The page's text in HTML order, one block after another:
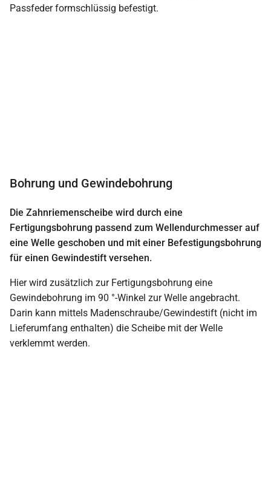
Passfeder formschlüssig befestigt.
Bohrung und Gewindebohrung
Die Zahnriemenscheibe wird durch eine
Fertigungsbohrung passend zum Wellendurchmesser auf
eine Welle geschoben und mit einer Befestigungsbohrung
für einen Gewindestift versehen.
Hier wird zusätzlich zur Fertigungsbohrung eine
Gewindebohrung im 90 °-Winkel zur Welle angebracht.
Darin kann mittels Madenschraube/Gewindestift (nicht im
Lieferumfang enthalten) die Scheibe mit der Welle
verklemmt werden.